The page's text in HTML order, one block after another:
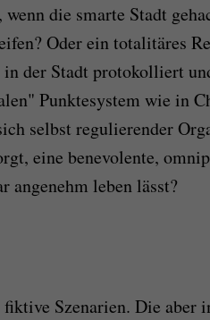
wenn die smarte Stadt
Oder ein totalitäres
der Stadt protokolliert
Punktesystem wie in
selbst regulierender
eine benevolente,
angenehm leben lässt?
Szenarien. Die aber